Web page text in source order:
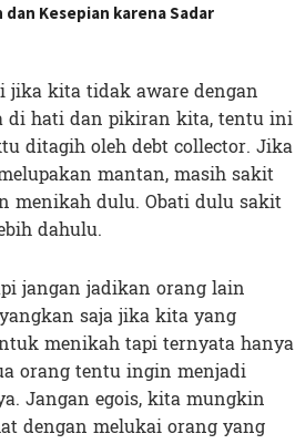
Kesepian karena Sadar
jika kita tidak aware dengan
di hati dan pikiran kita, tentu ini
ditagih oleh debt collector. Jika
mantan, masih sakit
menikah dulu. Obati dulu sakit
dahulu.
jangan jadikan orang lain
saja jika kita yang
menikah tapi ternyata hanya
orang tentu ingin menjadi
Jangan egois, kita mungkin
dengan melukai orang yang